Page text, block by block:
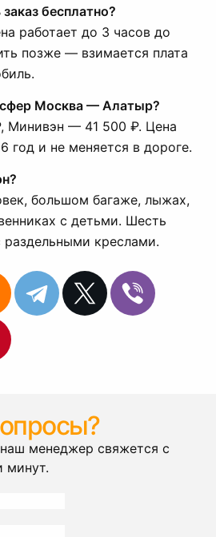
бесплатно?
работает до 3 часов до
позже — взимается плата
Москва — Алатыр?
Минивэн — 41 500 ₽. Цена
год и не меняется в дороге.
большом багаже, лыжах,
с детьми. Шесть
креслами.
менеджер свяжется с
минут.